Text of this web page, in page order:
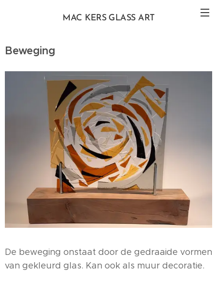
MAC KERS GLASS ART
Beweging
De beweging onstaat door de gedraaide vormen
van gekleurd glas. Kan ook als muur decoratie.